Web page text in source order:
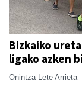
Bizkaiko
ligako azken
Onintza Lete Arrieta